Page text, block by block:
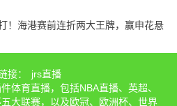
！海港赛前连折两大王牌，赢申花悬了
接：
jrs直播
体育直播，包括NBA直播、英超、
大联赛，以及欧冠、欧洲杯、世界